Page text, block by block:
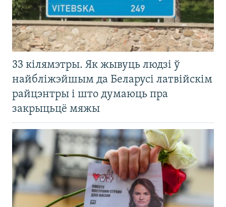
33 кілямэтры. Як жывуць людзі ў
найбліжэйшым да Беларусі латвійскім
райцэнтры і што думаюць пра
закрыцьцё мяжы